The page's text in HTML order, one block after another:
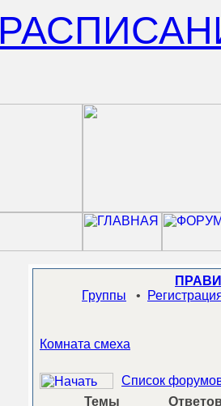
Группы •
Комната смеха
Список
Темы